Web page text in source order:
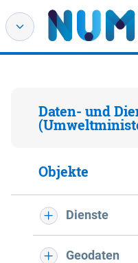
Daten- und
Objekte
Dienste
Geodaten